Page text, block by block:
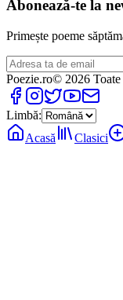
Abonează-te la
Primește poeme
Poezie.ro© 2026 Toate
Limbă:
Acasă
Clasici